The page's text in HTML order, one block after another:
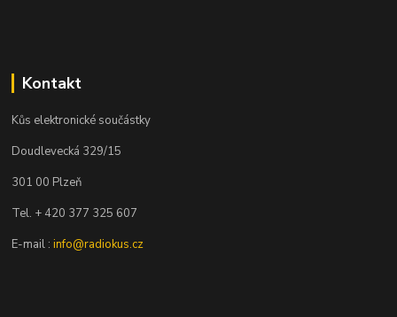
Kontakt
Kůs elektronické součástky
Doudlevecká 329/15
301 00 Plzeň
Tel. + 420 377 325 607
E-mail :info@radiokus.cz